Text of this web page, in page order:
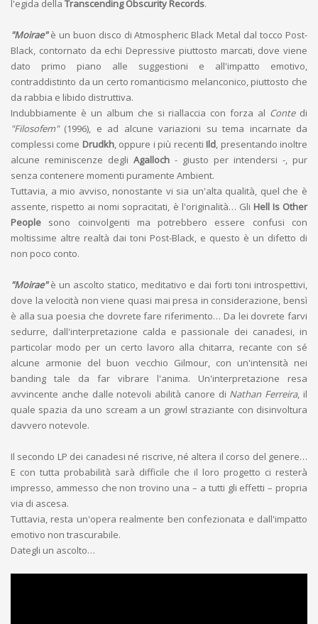
l'egida della Transcending Obscurity Records.
"Moirae"è un buon disco di Atmospheric Black Metal dal tocco Post-
Black, contornato da echi Depressive piuttosto marcati, dove viene
dato primo piano alle suggestioni e all'impatto emotivo,
contraddistinto da un certo romanticismo melanconico, piuttosto che
da rabbia e libido distruttiva.
Indubbiamente è un album che si riallaccia con forza al Conte di
"Filosofem"(1996), e ad alcune variazioni su tema incarnate da
complessi come Drudkh, oppure i più recenti Ild, presentando inoltre
alcune reminiscenze degli Agalloch - giusto per intendersi -, pur
senza contenere momenti puramente Ambient.
Tuttavia, a mio avviso, nonostante vi sia un'alta qualità, quel che è
assente, rispetto ai nomi sopracitati, è l'originalità… Gli Hell Is Other
People sono coinvolgenti ma potrebbero essere confusi con
moltissime altre realtà dai toni Post-Black, e questo è un difetto di
non poco conto.
"Moirae"è un ascolto statico, meditativo e dai forti toni introspettivi,
dove la velocità non viene quasi mai presa in considerazione, bensì
è alla sua poesia che dovrete fare riferimento… Da lei dovrete farvi
sedurre, dall'interpretazione calda e passionale dei canadesi, in
particolar modo per un certo lavoro alla chitarra, recante con sé
alcune armonie del buon vecchio Gilmour, con un'intensità nei
banding tale da far vibrare l'anima. Un'interpretazione resa
avvincente anche dalle notevoli abilità canore di Nathan Ferreira, il
quale spazia da uno scream a un growl straziante con disinvoltura
davvero notevole.
Il secondo LP dei canadesi né riscrive, né altera il corso del genere…
E con tutta probabilità sarà difficile che il loro progetto ci resterà
impresso, ammesso che non trovino una – a tutti gli effetti – propria
via di ascesa.
Tuttavia, resta un'opera realmente ben confezionata e dall'impatto
emotivo non trascurabile.
Dategli un ascolto…